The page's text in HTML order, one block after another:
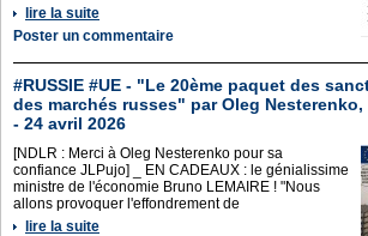
lire la suite
Poster un commentaire
#RUSSIE #UE - "Le 20ème paquet des
des marchés russes" par Oleg Nesterenko,
- 24 avril 2026
[NDLR : Merci à Oleg Nesterenko pour sa
confiance JLPujo] _ EN CADEAUX : le génialissime
ministre de l'économie Bruno LEMAIRE ! "Nous
allons provoquer l'effondrement de
lire la suite